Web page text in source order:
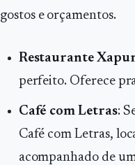
gostos e orçamentos.
Restaurante
perfeito. Oferece
Café com Letras:
Café com Letras,
acompanhado de